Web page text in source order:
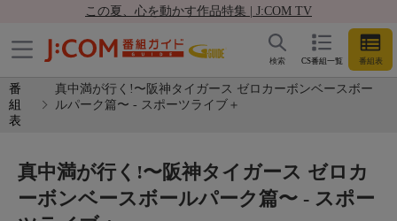
この夏、心を動かす作品特集 | J:COM TV
CS番組一覧 番組表
検索
番
組
表
真中満が行く!〜阪神タイガース ゼロカーボンベースボー
ルパーク篇〜 - スポーツライブ＋
真中満が行く!〜阪神タイガース ゼロカ
ーボンベースボールパーク篇〜 - スポー